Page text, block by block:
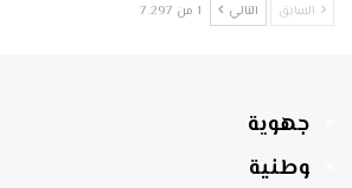
السابق التالي 1 من 7٬297
جهوية
وطنية